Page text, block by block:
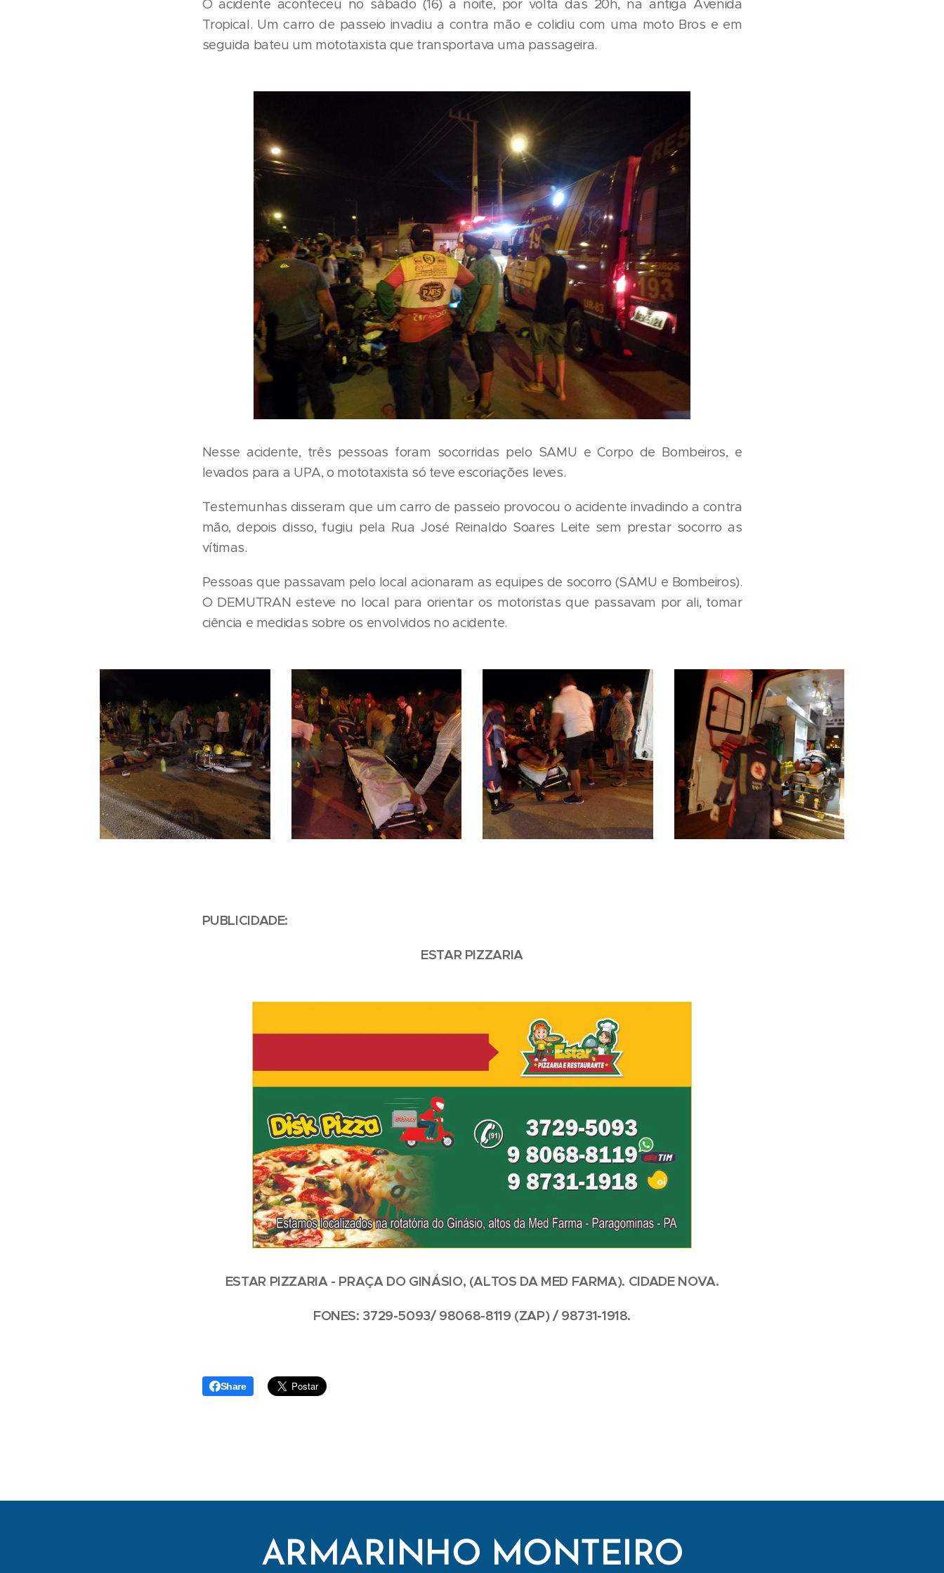
O acidente aconteceu no sábado (16) a noite, por volta das 20h, na antiga Avenida
Tropical. Um carro de passeio invadiu a contra mão e colidiu com uma moto Bros e em
seguida bateu um mototaxista que transportava uma passageira.
Nesse acidente, três pessoas foram socorridas pelo SAMU e Corpo de Bombeiros, e
levados para a UPA, o mototaxista só teve escoriações leves.
Testemunhas disseram que um carro de passeio provocou o acidente invadindo a contra
mão, depois disso, fugiu pela Rua José Reinaldo Soares Leite sem prestar socorro as
vítimas.
Pessoas que passavam pelo local acionaram as equipes de socorro (SAMU e Bombeiros).
O DEMUTRAN esteve no local para orientar os motoristas que passavam por ali, tomar
ciência e medidas sobre os envolvidos no acidente.
PUBLICIDADE:
ESTAR PIZZARIA
ESTAR PIZZARIA - PRAÇA DO GINÁSIO, (ALTOS DA MED FARMA). CIDADE NOVA.
FONES: 3729-5093/ 98068-8119 (ZAP) / 98731-1918.
Share
ARMARINHO MONTEIRO